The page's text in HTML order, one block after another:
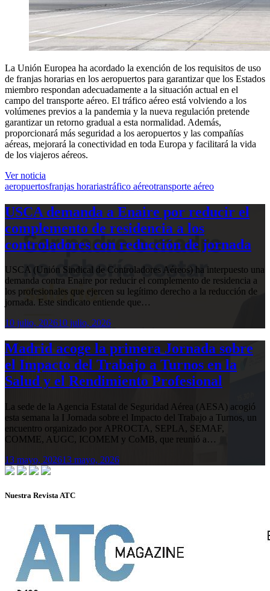
La Unión Europea ha acordado la exención de los requisitos de uso
de franjas horarias en los aeropuertos para garantizar que los Estados
miembro respondan adecuadamente a la situación actual en el
campo del transporte aéreo. El tráfico aéreo está volviendo a los
volúmenes previos a la pandemia y la nueva regulación pretende
garantizar un retorno gradual a esta normalidad. Además,
proporcionará más seguridad a los aeropuertos y las compañías
aéreas, mejorará la conectividad en toda Europa y facilitará la vida
de los viajeros aéreos.
Ver noticia
aeropuertosfranjas horariastráfico aéreotransporte aéreo
USCA demanda a Enaire por reducir el
complemento de residencia a los
controladores con reducción de jornada
USCA (Unión Sindical de Controladores Aéreos) ha interpuesto una
demanda contra Enaire por reducir el complemento de residencia a
los profesionales que ejercen su legítimo derecho a la reducción de
jornada. Este sindicato entiende que…
10 julio, 202610 julio, 2026
Madrid acoge la primera Jornada sobre
el Impacto del Trabajo a Turnos en la
Salud y el Rendimiento Profesional
La sede de la Agencia Estatal de Seguridad Aérea (AESA) acogió
esta semana la I Jornada sobre el Impacto del Trabajo a Turnos, un
encuentro organizado por APROCTA, SEPLA, SEMAF,
COMME, AUGC, ICOMEM y CoMB, que reunió a…
13 mayo, 202613 mayo, 2026
Nuestra Revista ATC